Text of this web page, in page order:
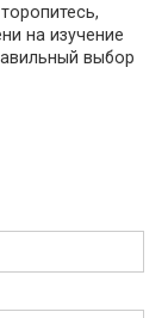
на изучение
выбор